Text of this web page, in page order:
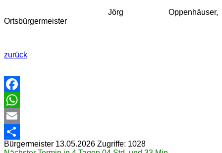
Jörg Oppenhäuser,
Ortsbürgermeister
zurück
Facebook
WhatsApp
Email
Share
Bürgermeister 13.05.2026 Zugriffe: 1028